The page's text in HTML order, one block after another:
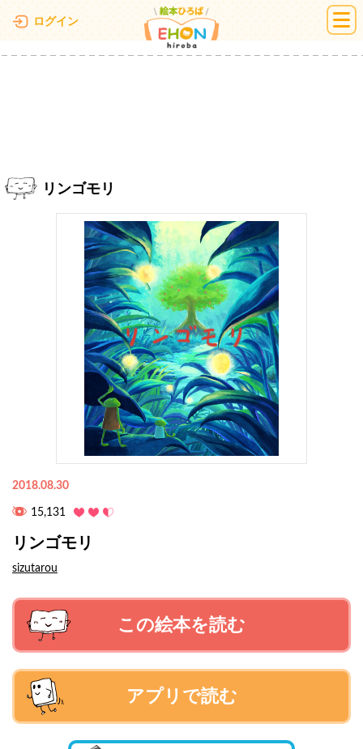
ログイン 絵本ひろば
リンゴモリ
2018.08.30
15,131
リンゴモリ
sizutarou
この絵本を読む
アプリで読む